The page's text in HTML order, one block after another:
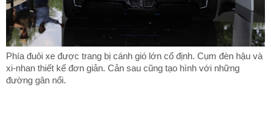
Phía đuôi xe được trang bị cánh gió lớn cố định. Cụm đèn hậu và
xi-nhan thiết kế đơn giản. Cản sau cũng tạo hình với những
đường gân nổi.